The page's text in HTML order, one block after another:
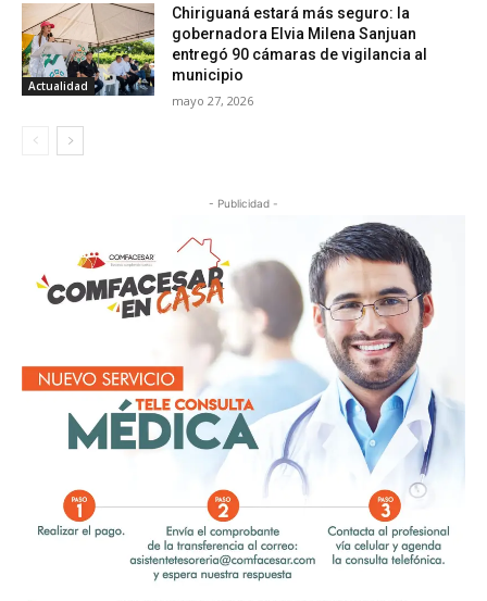
Actualidad
Chiriguaná estará más seguro: la
gobernadora Elvia Milena Sanjuan
entregó 90 cámaras de vigilancia al
municipio
mayo 27, 2026
- Publicidad -